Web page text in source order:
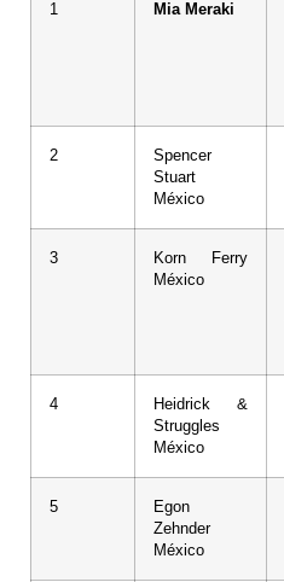
1 Mia Meraki
2
Spencer
Stuart
México
3
Korn Ferry
México
4
Heidrick &
Struggles
México
5
Egon
Zehnder
México